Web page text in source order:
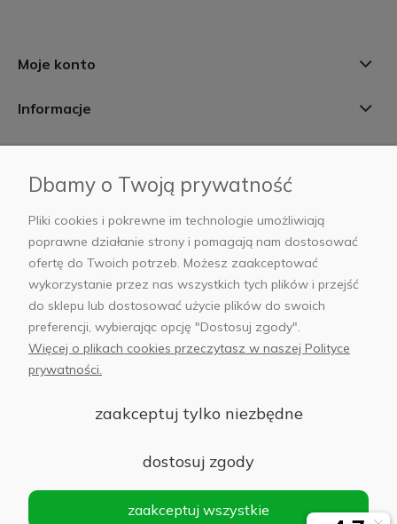
Moje konto
Informacje
AB Foto
sklep@abfoto.pl
+48 797 971 275
© 2025 Wszelkie prawa zastrzeżone. Serwis własnością:
Sp. z o.o.
Siedziba: 02-486 WARSZAWA, Al. Jerozolimskie 176, NIP
1132646403 KRS nr 0000271999
Dbamy o Twoją prywatność
Pliki cookies i pokrewne im technologie umożliwiają
poprawne działanie strony i pomagają nam dostosować
ofertę do Twoich potrzeb. Możesz zaakceptować
wykorzystanie przez nas wszystkich tych plików i przejść
do sklepu lub dostosować użycie plików do swoich
preferencji, wybierając opcję "Dostosuj zgody".
Więcej o plikach cookies przeczytasz w naszej Polityce
prywatności.
zaakceptuj tylko niezbędne
dostosuj zgody
zaakceptuj wszystkie